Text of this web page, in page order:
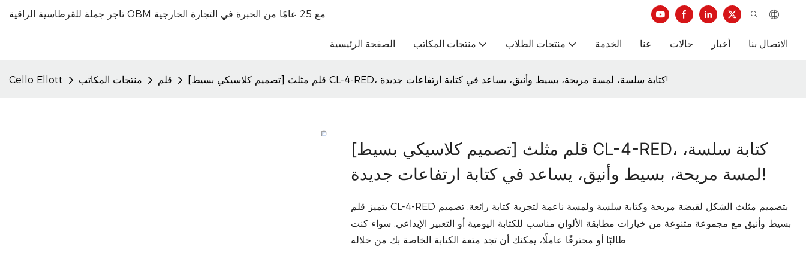
تاجر جملة للقرطاسية الراقية OBM مع 25 عامًا من الخبرة في التجارة الخارجية
الصفحة الرئيسية منتجات المكاتب منتجات الطلاب الخدمة عنا حالات أخبار الاتصال بنا
Cello Ellott منتجات المكاتب قلم [تصميم كلاسيكي بسيط] قلم مثلث CL-4-RED، كتابة سلسة، لمسة مريحة، بسيط وأنيق، يساعد في كتابة ارتفاعات جديدة!
[تصميم كلاسيكي بسيط] قلم مثلث CL-4-RED، كتابة سلسة،
لمسة مريحة، بسيط وأنيق، يساعد في كتابة ارتفاعات جديدة!
يتميز قلم CL-4-RED بتصميم مثلث الشكل لقبضة مريحة وكتابة سلسة ولمسة ناعمة لتجربة كتابة رائعة. تصميم
بسيط وأنيق مع مجموعة متنوعة من خيارات مطابقة الألوان مناسب للكتابة اليومية أو التعبير الإبداعي. سواء كنت